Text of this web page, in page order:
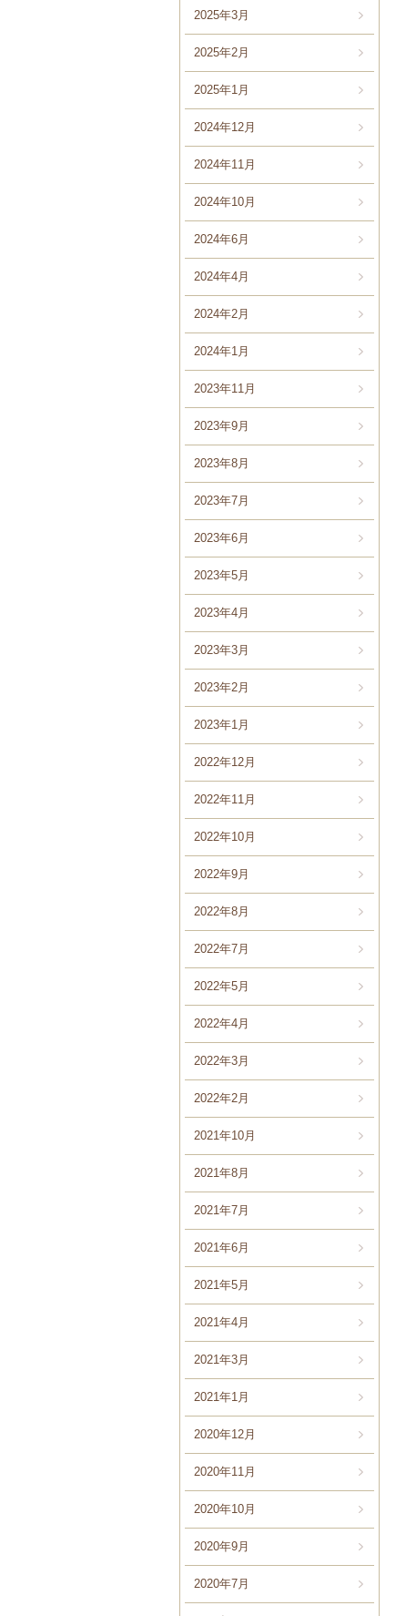
2025年3月
2025年2月
2025年1月
2024年12月
2024年11月
2024年10月
2024年6月
2024年4月
2024年2月
2024年1月
2023年11月
2023年9月
2023年8月
2023年7月
2023年6月
2023年5月
2023年4月
2023年3月
2023年2月
2023年1月
2022年12月
2022年11月
2022年10月
2022年9月
2022年8月
2022年7月
2022年5月
2022年4月
2022年3月
2022年2月
2021年10月
2021年8月
2021年7月
2021年6月
2021年5月
2021年4月
2021年3月
2021年1月
2020年12月
2020年11月
2020年10月
2020年9月
2020年7月